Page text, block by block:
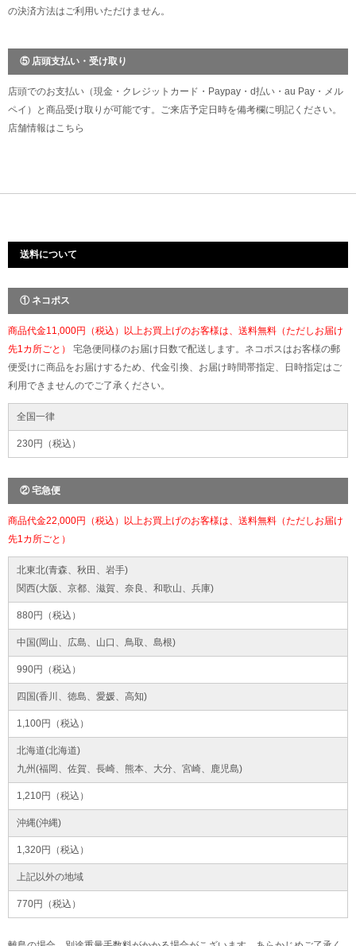
の決済方法はご利用いただけません。
⑤ 店頭支払い・受け取り
店頭でのお支払い（現金・クレジットカード・Paypay・d払い・au Pay・メル
ペイ）と商品受け取りが可能です。ご来店予定日時を備考欄に明記ください。
店舗情報はこちら
送料について
① ネコポス
商品代金11,000円（税込）以上お買上げのお客様は、送料無料（ただしお届け
先1カ所ごと） 宅急便同様のお届け日数で配送します。ネコポスはお客様の郵
便受けに商品をお届けするため、代金引換、お届け時間帯指定、日時指定はご
利用できませんのでご了承ください。
全国一律
230円（税込）
② 宅急便
商品代金22,000円（税込）以上お買上げのお客様は、送料無料（ただしお届け
先1カ所ごと）
北東北(青森、秋田、岩手)
関西(大阪、京都、滋賀、奈良、和歌山、兵庫)
880円（税込）
中国(岡山、広島、山口、鳥取、島根)
990円（税込）
四国(香川、徳島、愛媛、高知)
1,100円（税込）
北海道(北海道)
九州(福岡、佐賀、長崎、熊本、大分、宮崎、鹿児島)
1,210円（税込）
沖縄(沖縄)
1,320円（税込）
上記以外の地域
770円（税込）